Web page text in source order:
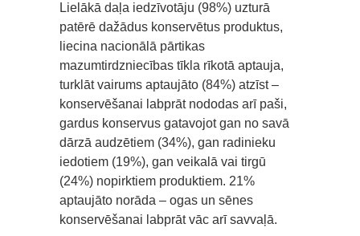
Lielākā daļa iedzīvotāju (98%) uzturā
patērē dažādus konservētus produktus,
liecina nacionālā pārtikas
mazumtirdzniecības tīkla rīkotā aptauja,
turklāt vairums aptaujāto (84%) atzīst –
konservēšanai labprāt nododas arī paši,
gardus konservus gatavojot gan no savā
dārzā audzētiem (34%), gan radinieku
iedotiem (19%), gan veikalā vai tirgū
(24%) nopirktiem produktiem. 21%
aptaujāto norāda – ogas un sēnes
konservēšanai labprāt vāc arī savvaļā.